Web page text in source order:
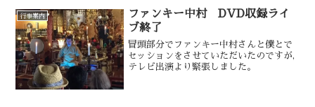
行事案内
ファンキー中村 DVD収録ライ
ブ終了
冒頭部分でファンキー中村さんと僕とで
セッションをさせていただいたのですが,
テレビ出演より緊張しました。